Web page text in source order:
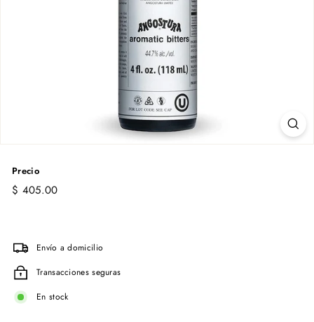
Precio
Precio
habitual
$ 405.00$
Envío a domicilio
Transacciones seguras
En stock